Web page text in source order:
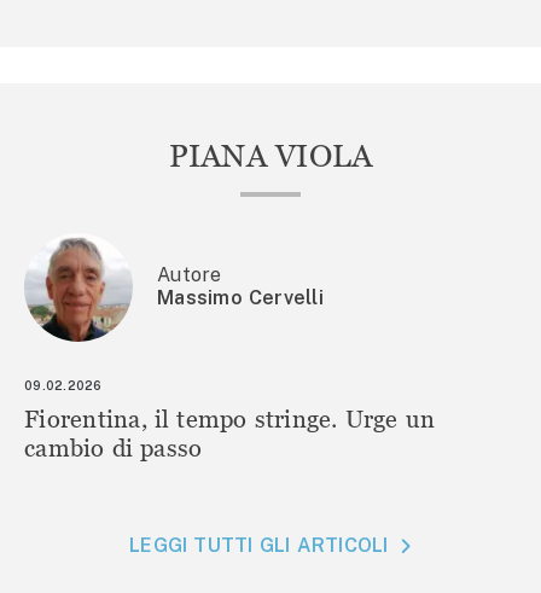
PIANA VIOLA
Autore
Massimo Cervelli
09.02.2026
Fiorentina, il tempo stringe. Urge un
cambio di passo
LEGGI TUTTI GLI ARTICOLI